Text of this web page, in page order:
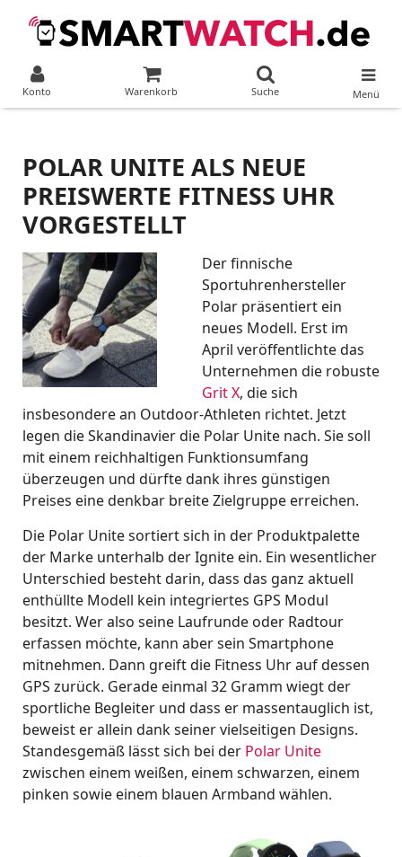
Konto Warenkorb Suche Menü
POLAR UNITE ALS NEUE
PREISWERTE FITNESS UHR
VORGESTELLT
Der finnische
Sportuhrenhersteller
Polar präsentiert ein
neues Modell. Erst im
April veröffentlichte das
Unternehmen die robuste
Grit X, die sich
insbesondere an Outdoor-Athleten richtet. Jetzt
legen die Skandinavier die Polar Unite nach. Sie soll
mit einem reichhaltigen Funktionsumfang
überzeugen und dürfte dank ihres günstigen
Preises eine denkbar breite Zielgruppe erreichen.
Die Polar Unite sortiert sich in der Produktpalette
der Marke unterhalb der Ignite ein. Ein wesentlicher
Unterschied besteht darin, dass das ganz aktuell
enthüllte Modell kein integriertes GPS Modul
besitzt. Wer also seine Laufrunde oder Radtour
erfassen möchte, kann aber sein Smartphone
mitnehmen. Dann greift die Fitness Uhr auf dessen
GPS zurück. Gerade einmal 32 Gramm wiegt der
sportliche Begleiter und dass er massentauglich ist,
beweist er allein dank seiner vielseitigen Designs.
Standesgemäß lässt sich bei der Polar Unite
zwischen einem weißen, einem schwarzen, einem
pinken sowie einem blauen Armband wählen.